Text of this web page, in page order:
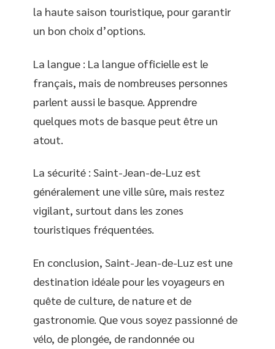
la haute saison touristique, pour garantir
un bon choix d’options.
La langue : La langue officielle est le
français, mais de nombreuses personnes
parlent aussi le basque. Apprendre
quelques mots de basque peut être un
atout.
La sécurité : Saint-Jean-de-Luz est
généralement une ville sûre, mais restez
vigilant, surtout dans les zones
touristiques fréquentées.
En conclusion, Saint-Jean-de-Luz est une
destination idéale pour les voyageurs en
quête de culture, de nature et de
gastronomie. Que vous soyez passionné de
vélo, de plongée, de randonnée ou